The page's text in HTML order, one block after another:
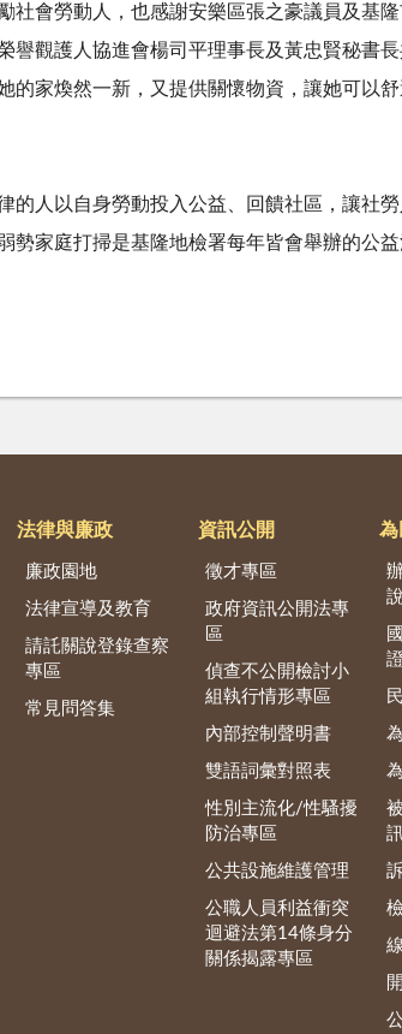
社會勞動人，也感謝安樂區張之豪議員及基
譽觀護人協進會楊司平理事長及黃忠賢秘書
的家煥然一新，又提供關懷物資，讓她可以
的人以自身勞動投入公益、回饋社區，讓社
勢家庭打掃是基隆地檢署每年皆會舉辦的公
法律與廉政
廉政園地
法律宣導及教育
請託關說登錄查察
專區
常見問答集
資訊公開
徵才專區
政府資訊公開法專
區
偵查不公開檢討小
組執行情形專區
內部控制聲明書
雙語詞彙對照表
性別主流化/性騷擾
防治專區
公共設施維護管理
公職人員利益衝突
迴避法第14條身分
關係揭露專區
為